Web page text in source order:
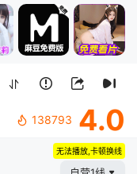
138793 4.0
无法播放,卡顿换线